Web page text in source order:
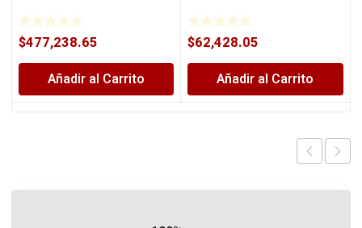
$477,238.65
Añadir al Carrito
$62,428.05
Añadir al Carrito